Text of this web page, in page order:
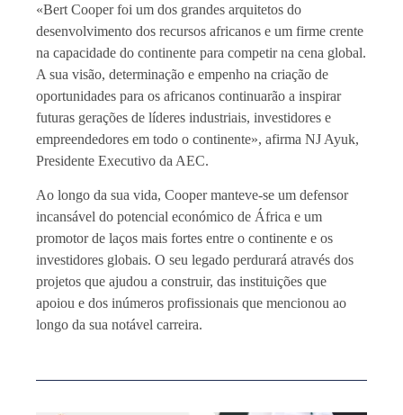
«Bert Cooper foi um dos grandes arquitetos do
desenvolvimento dos recursos africanos e um firme crente
na capacidade do continente para competir na cena global.
A sua visão, determinação e empenho na criação de
oportunidades para os africanos continuarão a inspirar
futuras gerações de líderes industriais, investidores e
empreendedores em todo o continente», afirma NJ Ayuk,
Presidente Executivo da AEC.
Ao longo da sua vida, Cooper manteve-se um defensor
incansável do potencial económico de África e um
promotor de laços mais fortes entre o continente e os
investidores globais. O seu legado perdurará através dos
projetos que ajudou a construir, das instituições que
apoiou e dos inúmeros profissionais que mencionou ao
longo da sua notável carreira.